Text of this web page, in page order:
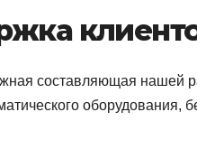
составляющая нашей
оборудования,